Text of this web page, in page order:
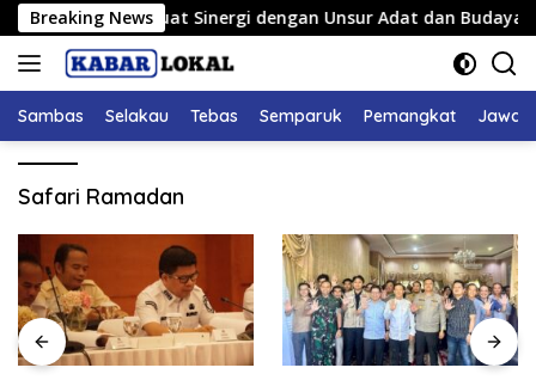
Langsung
ke
konten
Breaking News
Perkuat Sinergi dengan Unsur Adat dan Budaya
Sambas Selakau Tebas Semparuk Pemangkat Jawai
Safari Ramadan